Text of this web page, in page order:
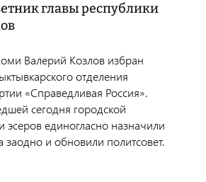
главы республики
Валерий Козлов избран
отделения
«Справедливая Россия».
сегодня городской
эсеров единогласно назначили
заодно и обновили политсовет.